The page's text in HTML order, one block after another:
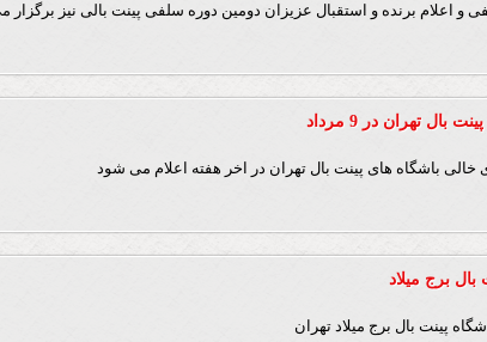
و اعلام برنده و استقبال عزیزان دومین دوره سلفی پینت بالی نیز
تهران در 9 مرداد
باشگاه های پینت بال تهران در اخر هفته اعلام می شود
پینت بال برج میلاد تهران